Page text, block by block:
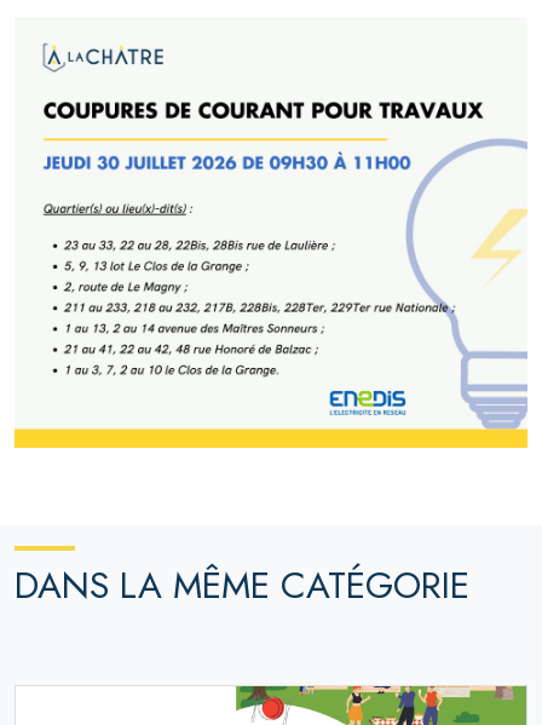
DANS LA MÊME CATÉGORIE